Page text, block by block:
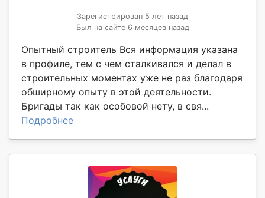
Зарегистрирован 5 лет назад
Был на сайте 6 месяцев назад
Опытный строитель Вся информация указана
в профиле, тем с чем сталкивался и делал в
строительных моментах уже не раз благодаря
обширному опыту в этой деятельности.
Бригады так как особовой нету, в свя...
Подробнее